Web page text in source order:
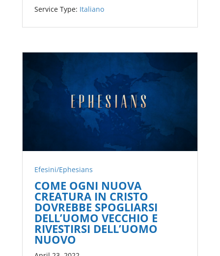
Service Type: Italiano
Efesini/Ephesians
COME OGNI NUOVA
CREATURA IN CRISTO
DOVREBBE SPOGLIARSI
DELL’UOMO VECCHIO E
RIVESTIRSI DELL’UOMO
NUOVO